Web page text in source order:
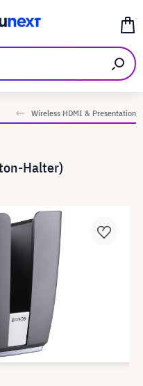
Wireless HDMI & Presentation
Halter)